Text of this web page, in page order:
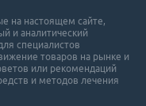
на настоящем сайте,
и аналитический
специалистов
товаров на рынке и
или рекомендаций
и методов лечения